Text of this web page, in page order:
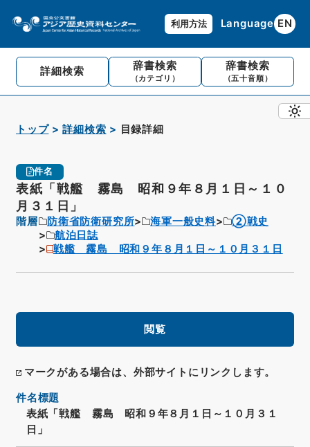
利用方法 Language EN
詳細検索 辞書検索
（カテゴリ）
辞書検索
（五十音順）
トップ 詳細検索 目録詳細
件名
表紙「戦艦 霧島 昭和９年８月１日～１０
月３１日」
階層 防衛省防衛研究所 海軍一般史料
②戦史
航泊日誌
戦艦 霧島 昭和９年８月１日～１０月３１日
閲覧
マークがある場合は、外部サイトにリンクします。
件名標題
表紙「戦艦 霧島 昭和９年８月１日～１０月３１
日」